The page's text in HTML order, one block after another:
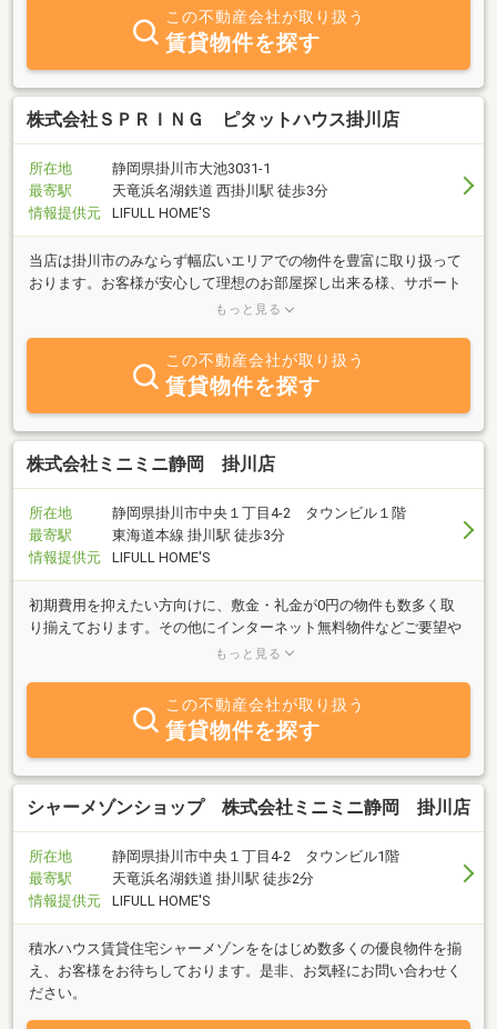
この不動産会社が取り扱う
賃貸物件を探す
株式会社ＳＰＲＩＮＧ ピタットハウス掛川店
所在地
静岡県掛川市大池3031-1
最寄駅
天竜浜名湖鉄道 西掛川駅 徒歩3分
情報提供元
LIFULL HOME'S
当店は掛川市のみならず幅広いエリアでの物件を豊富に取り扱って
おります。お客様が安心して理想のお部屋探し出来る様、サポート
をさせていただきます。お部屋探しは是非『ピタットハウス掛川
もっと見る
この不動産会社が取り扱う
賃貸物件を探す
株式会社ミニミニ静岡 掛川店
所在地
静岡県掛川市中央１丁目4-2 タウンビル１階
最寄駅
東海道本線 掛川駅 徒歩3分
情報提供元
LIFULL HOME'S
初期費用を抑えたい方向けに、敷金・礼金が0円の物件も数多く取
り揃えております。その他にインターネット無料物件などご要望や
ご予算に合わせて物件をご用意いたしますお気軽にミニミニへお問
もっと見る
この不動産会社が取り扱う
賃貸物件を探す
シャーメゾンショップ 株式会社ミニミニ静岡 掛川店
所在地
静岡県掛川市中央１丁目4-2 タウンビル1階
最寄駅
天竜浜名湖鉄道 掛川駅 徒歩2分
情報提供元
LIFULL HOME'S
積水ハウス賃貸住宅シャーメゾンををはじめ数多くの優良物件を揃
え、お客様をお待ちしております。是非、お気軽にお問い合わせく
ださい。